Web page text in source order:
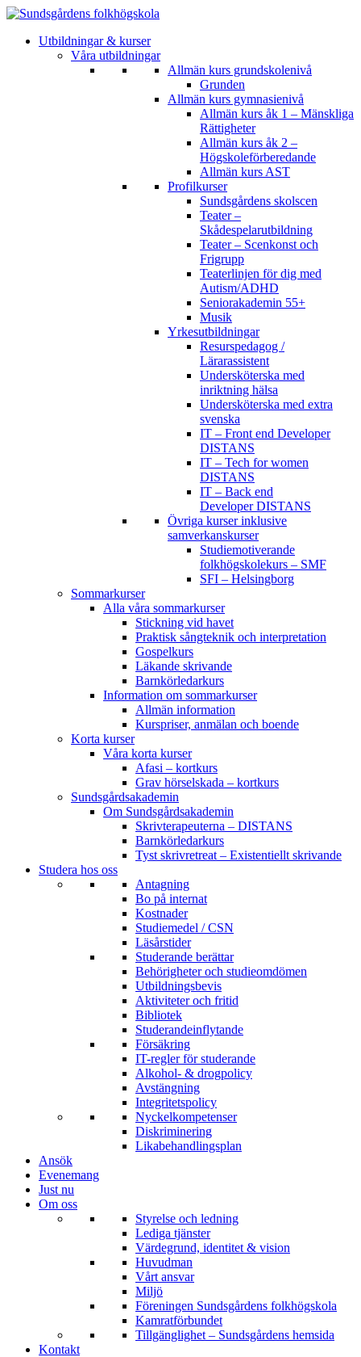
Utbildningar & kurser
Våra utbildningar
Allmän kurs grundskolenivå
Grunden
Allmän kurs gymnasienivå
Allmän kurs åk 1 – Mänskliga
Rättigheter
Allmän kurs åk 2 –
Högskoleförberedande
Allmän kurs AST
Profilkurser
Sundsgårdens skolscen
Teater –
Skådespelarutbildning
Teater – Scenkonst och
Frigrupp
Teaterlinjen för dig med
Autism/ADHD
Seniorakademin 55+
Musik
Yrkesutbildningar
Resurspedagog /
Lärarassistent
Undersköterska med
inriktning hälsa
Undersköterska med extra
svenska
IT – Front end Developer
DISTANS
IT – Tech for women
DISTANS
IT – Back end
Developer DISTANS
Övriga kurser inklusive
samverkanskurser
Studiemotiverande
folkhögskolekurs – SMF
SFI – Helsingborg
Sommarkurser
Alla våra sommarkurser
Stickning vid havet
Praktisk sångteknik och interpretation
Gospelkurs
Läkande skrivande
Barnkörledarkurs
Information om sommarkurser
Allmän information
Kurspriser, anmälan och boende
Korta kurser
Våra korta kurser
Afasi – kortkurs
Grav hörselskada – kortkurs
Sundsgårdsakademin
Om Sundsgårdsakademin
Skrivterapeuterna – DISTANS
Barnkörledarkurs
Tyst skrivretreat – Existentiellt skrivande
Studera hos oss
Antagning
Bo på internat
Kostnader
Studiemedel / CSN
Läsårstider
Studerande berättar
Behörigheter och studieomdömen
Utbildningsbevis
Aktiviteter och fritid
Bibliotek
Studerandeinflytande
Försäkring
IT-regler för studerande
Alkohol- & drogpolicy
Avstängning
Integritetspolicy
Nyckelkompetenser
Diskriminering
Likabehandlingsplan
Ansök
Evenemang
Just nu
Om oss
Styrelse och ledning
Lediga tjänster
Värdegrund, identitet & vision
Huvudman
Vårt ansvar
Miljö
Föreningen Sundsgårdens folkhögskola
Kamratförbundet
Tillgänglighet – Sundsgårdens hemsida
Kontakt